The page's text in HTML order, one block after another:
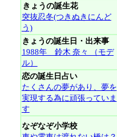
きょうの誕生花
突抜忍冬(つきぬきにんど
う)
きょうの誕生日・出来事
1988年 鈴木 奈々 （モデ
ル）
恋の誕生日占い
たくさんの夢があり、夢を
実現する為に頑張っていま
す
なぞなぞ小学校